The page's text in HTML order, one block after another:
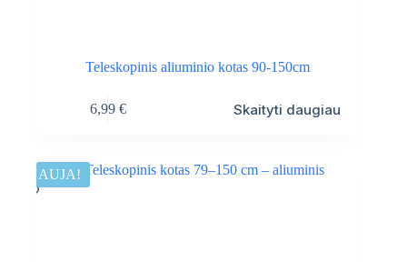
Teleskopinis aliuminio kotas 90-150cm
6,99 € Skaityti daugiau
NAUJA!